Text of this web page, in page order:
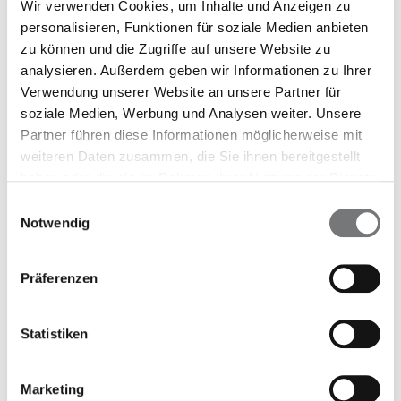
Wir verwenden Cookies, um Inhalte und Anzeigen zu
personalisieren, Funktionen für soziale Medien anbieten
zu können und die Zugriffe auf unsere Website zu
analysieren. Außerdem geben wir Informationen zu Ihrer
Verwendung unserer Website an unsere Partner für
soziale Medien, Werbung und Analysen weiter. Unsere
Partner führen diese Informationen möglicherweise mit
weiteren Daten zusammen, die Sie ihnen bereitgestellt
Notwendig
Präferenzen
Statistiken
Marketing
Bei Kompass bist du nicht allein. Die
Beraterinnen und Berater der IVP stehen dir
von Anfang an zur Seite. Sie sind sehr erfahren
darin, das für dich passende
Unterstützungsangebot zu finden. Dies kann
sowohl therapeutische Gespräche oder
Coachings, Beratung zu sozialen Problemen
umfassen. Die Hilfen erhältst du abgestimmt
wieder besser geht!
Kompass? Dann wende dich bitte direkt an